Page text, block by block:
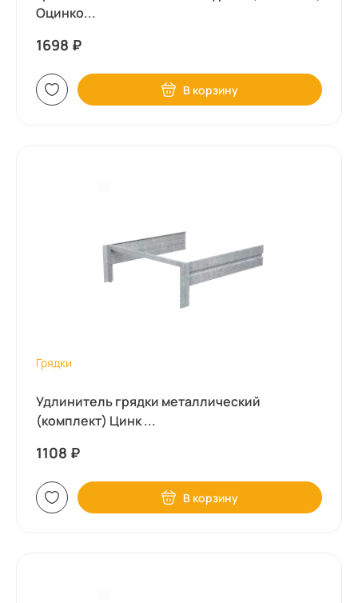
Оцинко...
1698 ₽
В корзину
Грядки
Удлинитель грядки металлический
(комплект) Цинк ...
1108 ₽
В корзину